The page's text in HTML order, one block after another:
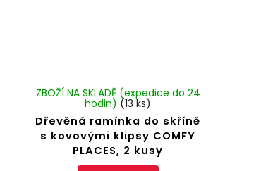
Dřevěná ramínka do skříně
s kovovými klipsy COMFY
PLACES, 2 kusy
ZBOŽÍ NA SKLADĚ (expedice do 24
hodin) (13 ks)